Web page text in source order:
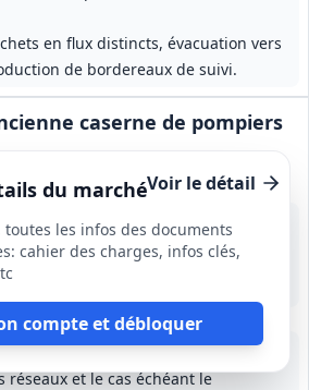
en flux distincts, évacuation vers
de bordereaux de suivi.
du marché
toutes les infos des documents
cahier des charges, infos clés,
compte et débloquer
caserne de pompiers
Voir le détail
partielle d'une ancienne caserne,
réseaux et le cas échéant le
de préparation 3 semaines
Clause sociale Visite